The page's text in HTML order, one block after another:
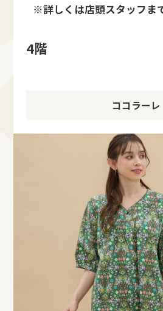
※詳しくは店頭スタッフま
4階
ココラーレ